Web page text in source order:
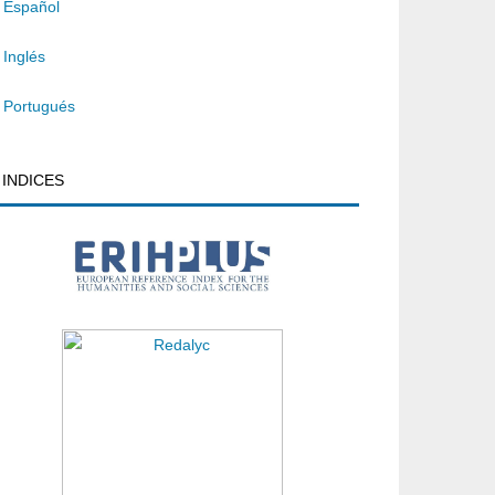
Español
Inglés
Portugués
INDICES